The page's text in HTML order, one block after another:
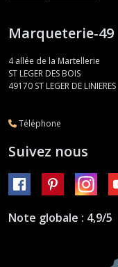
Marqueterie-49
4 allée de la Martellerie
ST LEGER DES BOIS
49170 ST LEGER DE LINIERES
Téléphone
Suivez nous
Note globale : 4,9/5